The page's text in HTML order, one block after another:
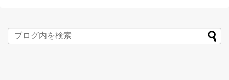
マルスウイスキー蒸...
記事を読む